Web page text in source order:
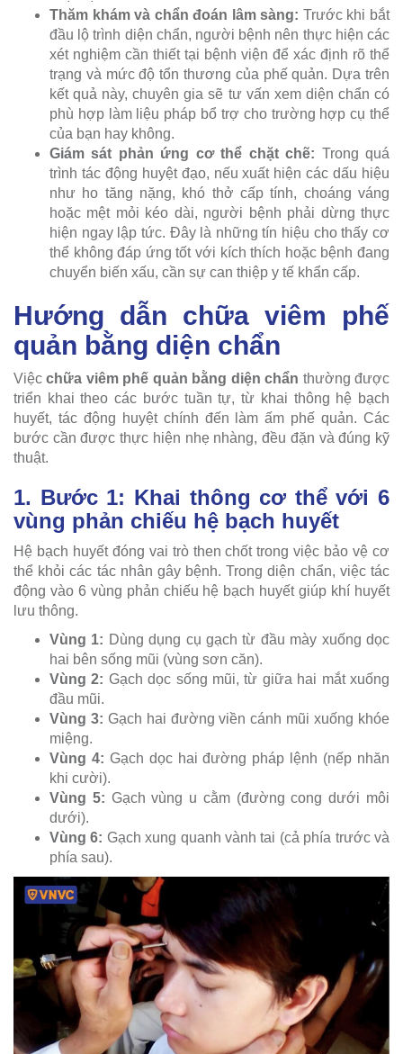
Thăm khám và chẩn đoán lâm sàng: Trước khi bắt
đầu lộ trình diện chẩn, người bệnh nên thực hiện các
xét nghiệm cần thiết tại bệnh viện để xác định rõ thể
trạng và mức độ tổn thương của phế quản. Dựa trên
kết quả này, chuyên gia sẽ tư vấn xem diện chẩn có
phù hợp làm liệu pháp bổ trợ cho trường hợp cụ thể
của bạn hay không.
Giám sát phản ứng cơ thể chặt chẽ: Trong quá
trình tác động huyệt đạo, nếu xuất hiện các dấu hiệu
như ho tăng nặng, khó thở cấp tính, choáng váng
hoặc mệt mỏi kéo dài, người bệnh phải dừng thực
hiện ngay lập tức. Đây là những tín hiệu cho thấy cơ
thể không đáp ứng tốt với kích thích hoặc bệnh đang
chuyển biến xấu, cần sự can thiệp y tế khẩn cấp.
Hướng dẫn chữa viêm phế
quản bằng diện chẩn
Việcchữa viêm phế quản bằng diện chẩn thường được
triển khai theo các bước tuần tự, từ khai thông hệ bạch
huyết, tác động huyệt chính đến làm ấm phế quản. Các
bước cần được thực hiện nhẹ nhàng, đều đặn và đúng kỹ
thuật.
1. Bước 1: Khai thông cơ thể với 6
vùng phản chiếu hệ bạch huyết
Hệ bạch huyết đóng vai trò then chốt trong việc bảo vệ cơ
thể khỏi các tác nhân gây bệnh. Trong diện chẩn, việc tác
động vào 6 vùng phản chiếu hệ bạch huyết giúp khí huyết
lưu thông.
Vùng 1: Dùng dụng cụ gạch từ đầu mày xuống dọc
hai bên sống mũi (vùng sơn căn).
Vùng 2: Gạch dọc sống mũi, từ giữa hai mắt xuống
đầu mũi.
Vùng 3: Gạch hai đường viền cánh mũi xuống khóe
miệng.
Vùng 4: Gạch dọc hai đường pháp lệnh (nếp nhăn
khi cười).
Vùng 5: Gạch vùng u cằm (đường cong dưới môi
dưới).
Vùng 6: Gạch xung quanh vành tai (cả phía trước và
phía sau).